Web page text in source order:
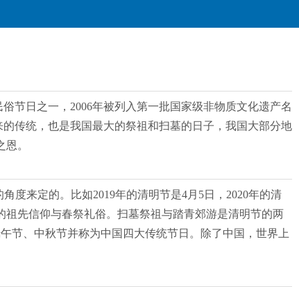
节日之一，2006年被列入第一批国家级非物质文化遗产名
传统，也是我国最大的祭祖和扫墓的日子，我国大部分地
。
度来定的。比如2019年的清明节是4月5日，2020年的清
先信仰与春祭礼俗。扫墓祭祖与踏青郊游是清明节的两
节、中秋节并称为中国四大传统节日。除了中国，世界上